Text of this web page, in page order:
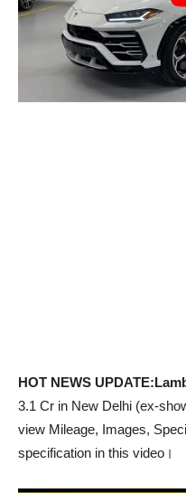
HOT NEWS
3.1 Cr in New Delhi (ex-
view Mileage, Images,
specification in this video।